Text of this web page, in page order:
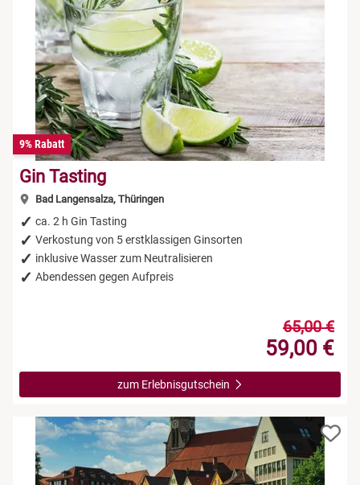
9% Rabatt
Gin Tasting
Bad Langensalza, Thüringen
ca. 2 h Gin Tasting
Verkostung von 5 erstklassigen Ginsorten
inklusive Wasser zum Neutralisieren
Abendessen gegen Aufpreis
65,00 €
59,00 €
zum Erlebnisgutschein